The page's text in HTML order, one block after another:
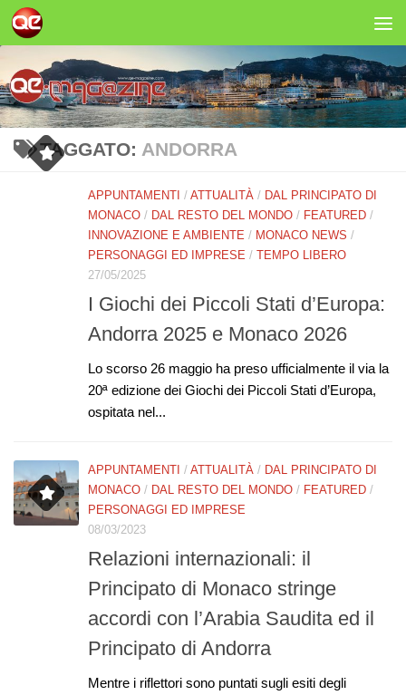
Salta al contenuto
TAGGATO: ANDORRA
APPUNTAMENTI / ATTUALITÀ / DAL PRINCIPATO DI
MONACO / DAL RESTO DEL MONDO / FEATURED /
INNOVAZIONE E AMBIENTE / MONACO NEWS /
PERSONAGGI ED IMPRESE / TEMPO LIBERO
27/05/2025
I Giochi dei Piccoli Stati d’Europa:
Andorra 2025 e Monaco 2026
Lo scorso 26 maggio ha preso ufficialmente il via la
20ª edizione dei Giochi dei Piccoli Stati d’Europa,
ospitata nel...
APPUNTAMENTI / ATTUALITÀ / DAL PRINCIPATO DI
MONACO / DAL RESTO DEL MONDO / FEATURED /
PERSONAGGI ED IMPRESE
08/03/2023
Relazioni internazionali: il
Principato di Monaco stringe
accordi con l’Arabia Saudita ed il
Principato di Andorra
Mentre i riflettori sono puntati sugli esiti degli